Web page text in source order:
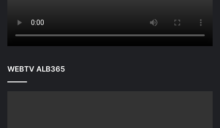
WEBTV ALB365